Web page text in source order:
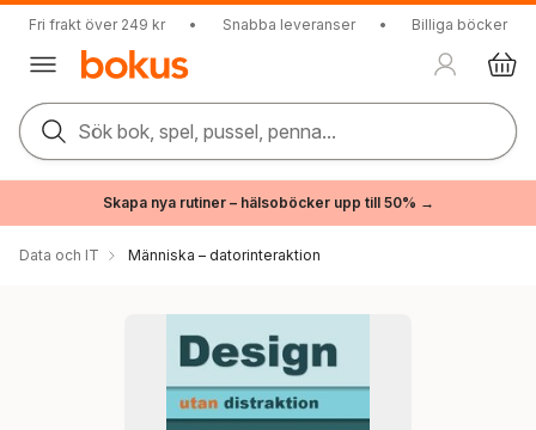
Fri frakt över 249 kr • Snabba leveranser • Billiga böcker
Sök bok, spel, pussel, penna...
Skapa nya rutiner – hälsoböcker upp till 50% →
Data och IT Människa – datorinteraktion